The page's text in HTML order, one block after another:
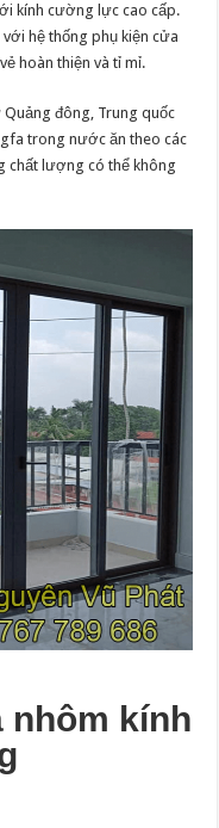
kính cường lực cao cấp.
hệ thống phụ kiện cửa
hoàn thiện và tỉ mỉ.
đông, Trung quốc
trong nước ăn theo các
chất lượng có thể không
nhôm kính